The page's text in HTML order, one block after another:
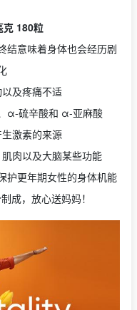
克 180粒
结意味着身体也会经历剧
及疼痛不适
α-硫辛酸和 α-亚麻酸
激素的来源
肉以及大脑某些功能
护更年期女性的身体机能
成，放心送妈妈！